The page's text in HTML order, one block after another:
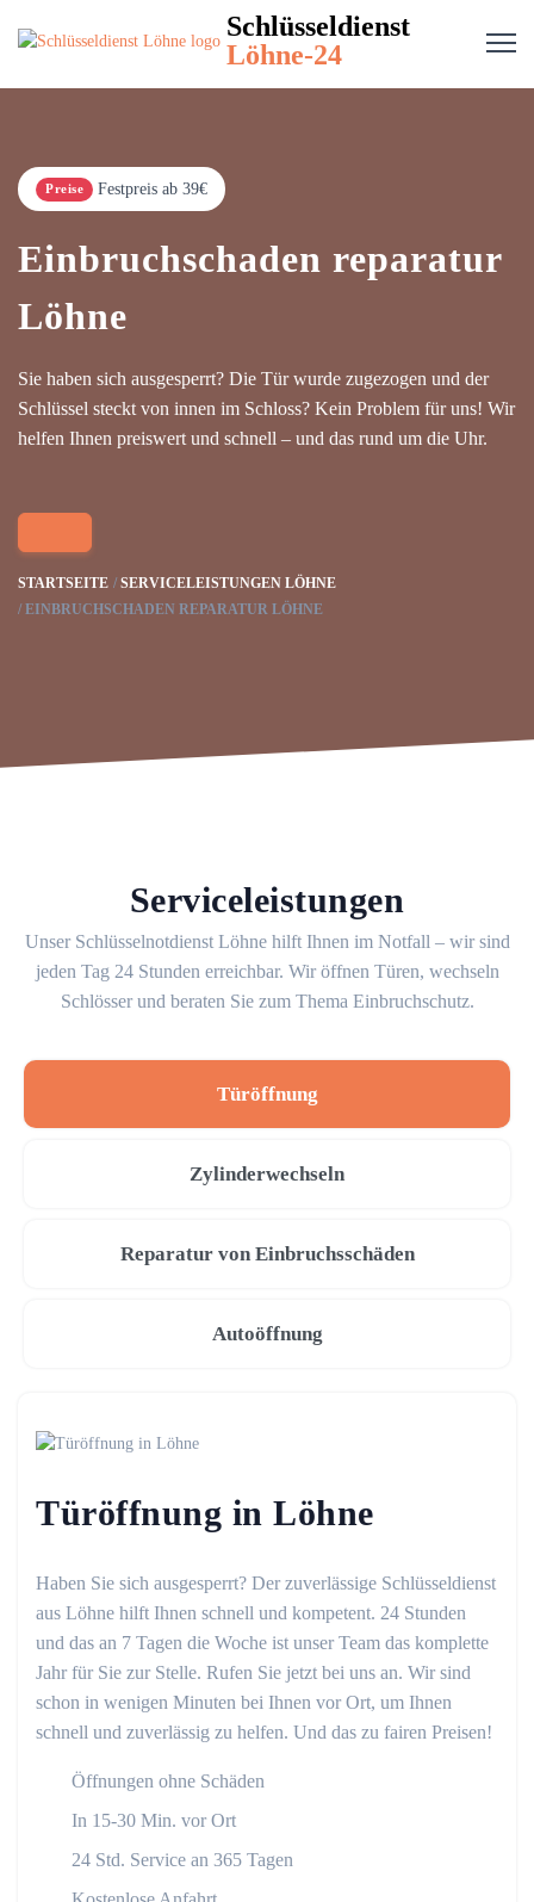
Schlüsseldienst
Löhne-24
Preise Festpreis ab 39€
Einbruchschaden reparatur
Löhne
Sie haben sich ausgesperrt? Die Tür wurde zugezogen und der
Schlüssel steckt von innen im Schloss? Kein Problem für uns! Wir
helfen Ihnen preiswert und schnell – und das rund um die Uhr.
STARTSEITE
SERVICELEISTUNGEN LÖHNE
EINBRUCHSCHADEN REPARATUR LÖHNE
Serviceleistungen
Unser Schlüsselnotdienst Löhne hilft Ihnen im Notfall – wir sind
jeden Tag 24 Stunden erreichbar. Wir öffnen Türen, wechseln
Schlösser und beraten Sie zum Thema Einbruchschutz.
Türöffnung
Zylinderwechseln
Reparatur von Einbruchsschäden
Autoöffnung
Türöffnung in Löhne
Haben Sie sich ausgesperrt? Der zuverlässige Schlüsseldienst
aus Löhne hilft Ihnen schnell und kompetent. 24 Stunden
und das an 7 Tagen die Woche ist unser Team das komplette
Jahr für Sie zur Stelle. Rufen Sie jetzt bei uns an. Wir sind
schon in wenigen Minuten bei Ihnen vor Ort, um Ihnen
schnell und zuverlässig zu helfen. Und das zu fairen Preisen!
Öffnungen ohne Schäden
In 15-30 Min. vor Ort
24 Std. Service an 365 Tagen